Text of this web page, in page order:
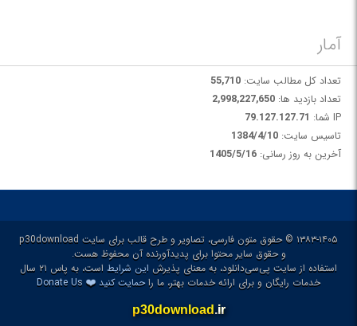
آمار
تعداد کل مطالب سایت: 55,710
تعداد بازدید ها: 2,998,227,650
IP شما:
79.127.127.71
تاسیس سایت: 1384/4/10
آخرین به روز رسانی: 1405/5/16
۱۳۸۳-۱۴۰۵ © حقوق متون فارسی، تصاویر و طرح قالب برای سایت p30download
و حقوق سایر محتوا برای پدیدآورنده آن محفوظ هست.
استفاده از سایت پی‌سی‌دانلود، به معنای پذیرش این شرایط
است، به پاس ۲۱ سال
خدمات رایگان و برای ارائه خدمات بهتر، ما راحمایت کنید ❤️
p30download